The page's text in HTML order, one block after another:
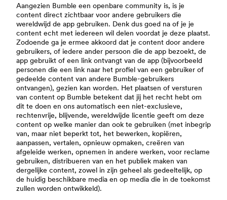
Aangezien Bumble een openbare community is, is je
content direct zichtbaar voor andere gebruikers die
wereldwijd de app gebruiken. Denk dus goed na of je je
content echt met iedereen wil delen voordat je deze plaatst.
Zodoende ga je ermee akkoord dat je content door andere
gebruikers, of iedere ander persoon die de app bezoekt, de
app gebruikt of een link ontvangt van de app (bijvoorbeeld
personen die een link naar het profiel van een gebruiker of
gedeelde content van andere Bumble-gebruikers
ontvangen), gezien kan worden. Het plaatsen of versturen
van content op Bumble betekent dat jij het recht hebt om
dit te doen en ons automatisch een niet-exclusieve,
rechtenvrije, blijvende, wereldwijde licentie geeft om deze
content op welke manier dan ook te gebruiken (met inbegrip
van, maar niet beperkt tot, het bewerken, kopiëren,
aanpassen, vertalen, opnieuw opmaken, creëren van
afgeleide werken, opnemen in andere werken, voor reclame
gebruiken, distribueren van en het publiek maken van
dergelijke content, zowel in zijn geheel als gedeeltelijk, op
de huidig beschikbare media en op media die in de toekomst
zullen worden ontwikkeld).